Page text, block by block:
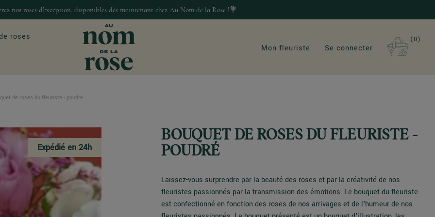
nos roses d’exception, disponibles dès maintenant chez Au Nom de la Rose !💐
Gourmandises
roses
Mon fleuriste Se connecter
0
de roses du fleuriste - poudré
Expédié en 24h
BOUQUET DE ROSES DU FLEURISTE -
POUDRÉ
Laissez-vous surprendre par la beauté des roses et par la créativité de nos
fleuristes passionnés par la transmission des émotions. Le bouquet du fleuriste
est confectionné en fonction des roses de nos arrivages et de l'humeur de nos